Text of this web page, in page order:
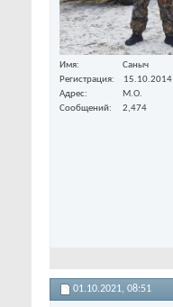
Имя
Саныч
Регистрация
15.10.2014
Адрес
М.О.
Сообщений
2,474
01.10.2021, 08:51